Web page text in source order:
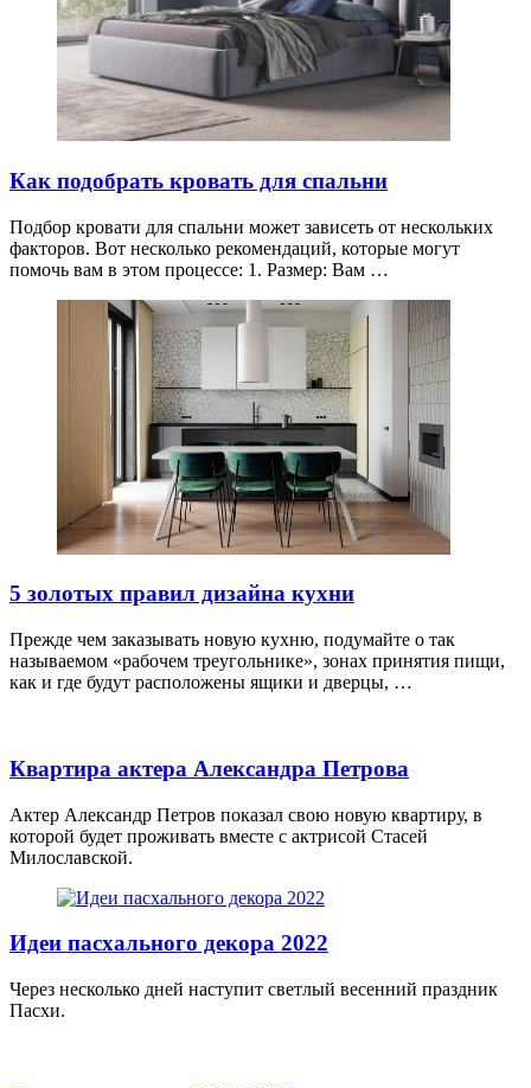
Как подобрать кровать для спальни
Подбор кровати для спальни может зависеть от нескольких
факторов. Вот несколько рекомендаций, которые могут
помочь вам в этом процессе: 1. Размер: Вам …
5 золотых правил дизайна кухни
Прежде чем заказывать новую кухню, подумайте о так
называемом «рабочем треугольнике», зонах принятия пищи,
как и где будут расположены ящики и дверцы, …
Квартира актера Александра Петрова
Актер Александр Петров показал свою новую квартиру, в
которой будет проживать вместе с актрисой Стасей
Милославской.
Идеи пасхального декора 2022
Через несколько дней наступит светлый весенний праздник
Пасхи.